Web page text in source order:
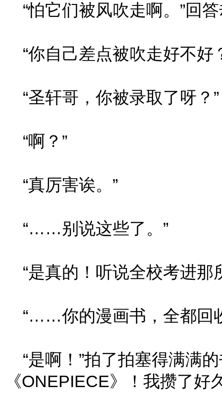
“怕它们被风吹走啊。”回
“你自己差点被吹走好不好
“圣轩哥，你被录取了呀？”
“啊？”
“真厉害诶。”
“……别说这些了。”
“是真的！听说全校考进那
“……你的漫画书，全都回
“是啊！”拍了拍塞得满满
《ONEPIECE》！我攒了好